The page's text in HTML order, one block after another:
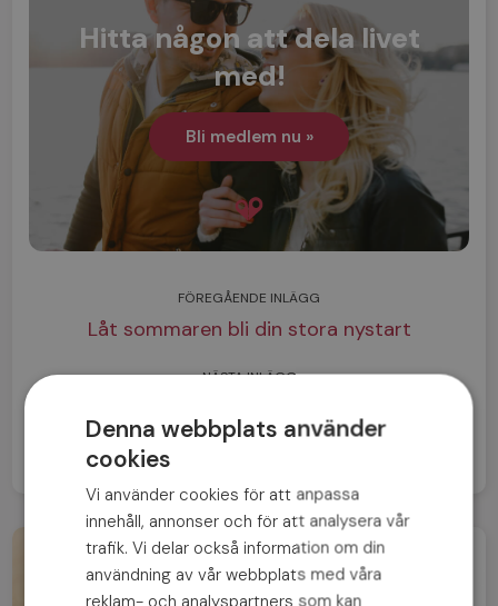
Hitta någon att dela livet
med!
Bli medlem nu »
FÖREGÅENDE INLÄGG
Låt sommaren bli din stora nystart
NÄSTA INLÄGG
Denna webbplats använder
cookies
Vi använder cookies för att anpassa
innehåll, annonser och för att analysera vår
trafik. Vi delar också information om din
användning av vår webbplats med våra
reklam- och analyspartners som kan